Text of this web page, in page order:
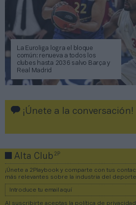
La Euroliga logra el bloque
común: renueva a todos los
clubes hasta 2036 salvo Barça y
Real Madrid
¡Únete a la conversación!
Alta Club2P
¡Únete a 2Playbook y comparte con tus
más relevantes sobre la industria del
Al suscribirte aceptas la política de privacidad